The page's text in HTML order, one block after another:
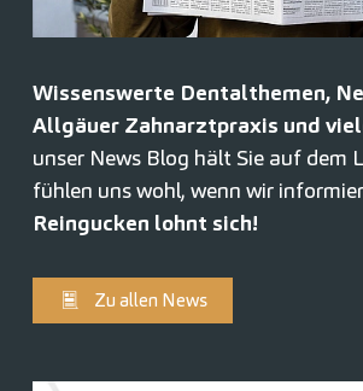
Wissenswerte Dentalthemen,
Allgäuer Zahnarztpraxis und
unser News Blog hält Sie auf dem
fühlen uns wohl, wenn wir
Reingucken lohnt sich!
Zu allen News